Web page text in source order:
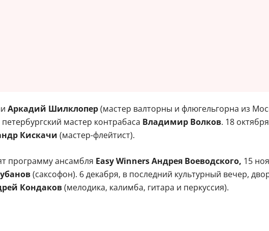
Аркадий Шилклопер(мастер валторны и флюгельгорна из
мастер контрабаса Владимир Волков. 18
Кискачи (мастер-флейтист).
программу ансамбля Easy Winners Андрея Воеводского, 15
(саксофон). 6 декабря, в последний культурный вечер,
Кондаков(мелодика, калимба, гитара и перкуссия).